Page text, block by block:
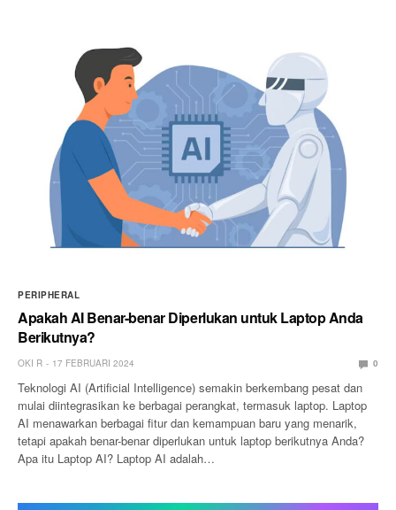
PERIPHERAL
Apakah AI Benar-benar Diperlukan untuk Laptop Anda
Berikutnya?
OKI R 17 FEBRUARI 2024 0
Teknologi AI (Artificial Intelligence) semakin berkembang pesat dan
mulai diintegrasikan ke berbagai perangkat, termasuk laptop. Laptop
AI menawarkan berbagai fitur dan kemampuan baru yang menarik,
tetapi apakah benar-benar diperlukan untuk laptop berikutnya Anda?
Apa itu Laptop AI? Laptop AI adalah…